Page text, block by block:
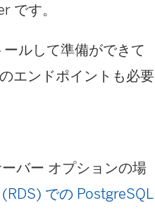
です。
ルして準備ができて
エンドポイントも必要
バー オプションの場
での PostgreSQL